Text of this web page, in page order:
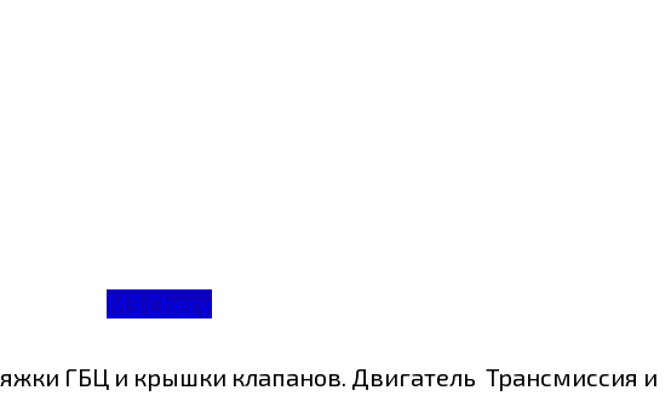
МЗ Chery
ГБЦ и крышки клапанов. Двигатель Трансмиссия и